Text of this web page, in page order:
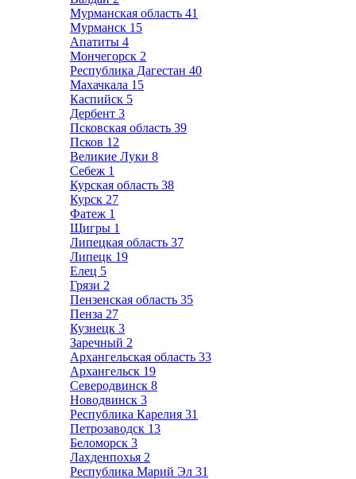
Мурманская область 41
Мурманск 15
Апатиты 4
Мончегорск 2
Республика Дагестан 40
Махачкала 15
Каспийск 5
Дербент 3
Псковская область 39
Псков 12
Великие Луки 8
Себеж 1
Курская область 38
Курск 27
Фатеж 1
Щигры 1
Липецкая область 37
Липецк 19
Елец 5
Грязи 2
Пензенская область 35
Пенза 27
Кузнецк 3
Заречный 2
Архангельская область 33
Архангельск 19
Северодвинск 8
Новодвинск 3
Республика Карелия 31
Петрозаводск 13
Беломорск 3
Лахденпохья 2
Республика Марий Эл 31